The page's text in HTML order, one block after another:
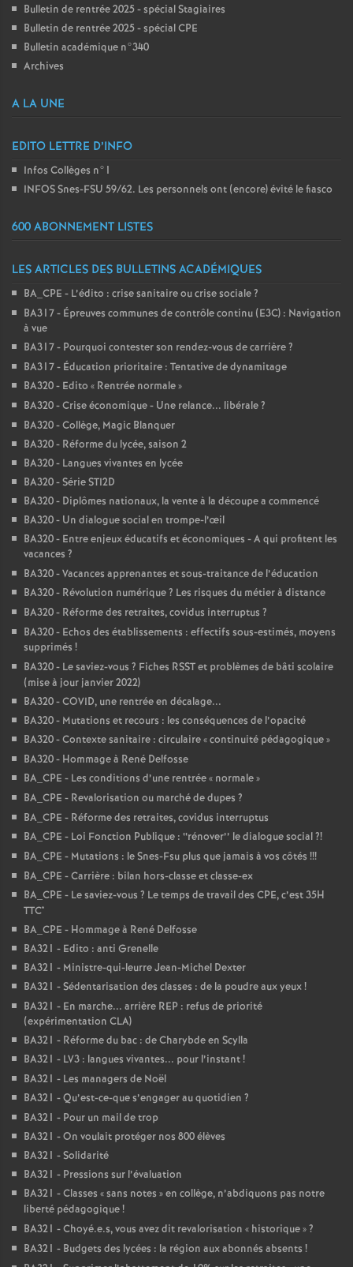
Bulletin de rentrée 2025 - spécial Stagiaires
Bulletin de rentrée 2025 - spécial CPE
Bulletin académique n°340
Archives
A LA UNE
EDITO LETTRE D’INFO
Infos Collèges n°1
INFOS Snes-FSU 59/62. Les personnels ont (encore) évité le fiasco
600 ABONNEMENT LISTES
LES ARTICLES DES BULLETINS ACADÉMIQUES
BA_CPE - L’édito : crise sanitaire ou crise sociale?
BA317 - Épreuves communes de contrôle continu (E3C) : Navigation
à vue
BA317 - Pourquoi contester son rendez-vous de carrière?
BA317 - Éducation prioritaire : Tentative de dynamitage
BA320 - Edito « Rentrée normale»
BA320 - Crise économique - Une relance... libérale?
BA320 - Collège, Magic Blanquer
BA320 - Réforme du lycée, saison 2
BA320 - Langues vivantes en lycée
BA320 - Série STI2D
BA320 - Diplômes nationaux, la vente à la découpe a commencé
BA320 - Un dialogue social en trompe-l’œil
BA320 - Entre enjeux éducatifs et économiques - A qui profitent les
vacances ?
BA320 - Vacances apprenantes et sous-traitance de l’éducation
BA320 - Révolution numérique? Les risques du métier à distance
BA320 - Réforme des retraites, covidus interruptus ?
BA320 - Echos des établissements : effectifs sous-estimés, moyens
supprimés !
BA320 - Le saviez-vous ? Fiches RSST et problèmes de bâti scolaire
(mise à jour janvier 2022)
BA320 - COVID, une rentrée en décalage...
BA320 - Mutations et recours : les conséquences de l’opacité
BA320 - Contexte sanitaire : circulaire «continuité pédagogique»
BA320 - Hommage à René Delfosse
BA_CPE - Les conditions d’une rentrée « normale»
BA_CPE - Revalorisation ou marché de dupes ?
BA_CPE - Réforme des retraites, covidus interruptus
BA_CPE - Loi Fonction Publique : ‘‘rénover’’ le dialogue social?!
BA_CPE - Mutations : le Snes-Fsu plus que jamais à vos côtés !!!
BA_CPE - Carrière : bilan hors-classe et classe-ex
BA_CPE - Le saviez-vous ? Le temps de travail des CPE, c’est 35H
TTC*
BA_CPE - Hommage à René Delfosse
BA321 - Edito : anti Grenelle
BA321 - Ministre-qui-leurre Jean-Michel Dexter
BA321 - Sédentarisation des classes : de la poudre aux yeux!
BA321 - En marche... arrière REP : refus de priorité
(expérimentation CLA)
BA321 - Réforme du bac : de Charybde en Scylla
BA321 - LV3 : langues vivantes... pour l’instant!
BA321 - Les managers de Noël
BA321 - Qu’est-ce-que s’engager au quotidien ?
BA321 - Pour un mail de trop
BA321 - On voulait protéger nos 800 élèves
BA321 - Solidarité
BA321 - Pressions sur l’évaluation
BA321 - Classes «sans notes » en collège, n’abdiquons pas notre
liberté pédagogique!
BA321 - Choyé.e.s, vous avez dit revalorisation « historique»?
BA321 - Budgets des lycées : la région aux abonnés absents !